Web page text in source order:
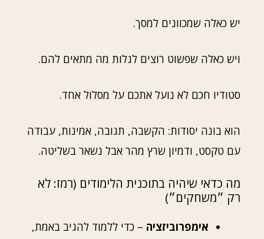
יש כאלה שמכוונים למסך.
ויש כאלה שפשוט רוצים לגלות מה מתאים להם.
סטודיו חכם לא נועל אתכם על מסלול אחד.
הוא בונה יסודות: הקשבה, תגובה, אמינות, עבודה
עם טקסט, ודמיון שרץ מהר אבל נשאר בשליטה.
מה כדאי שיהיה בתוכנית הלימודים (רמז: לא
רק ״משחקים״)
אימפרוביזציה – כדי ללמוד להגיב באמת,